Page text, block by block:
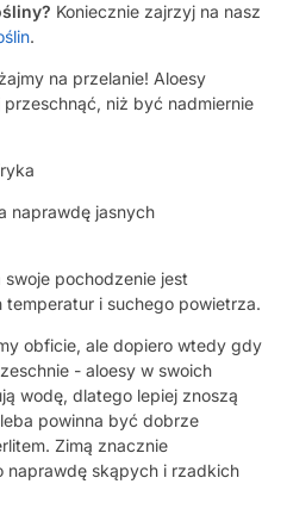
Koniecznie zajrzyj na nasz
.
na przelanie! Aloesy
niż być nadmiernie
naprawdę jasnych
pochodzenie jest
i suchego powietrza.
obficie, ale dopiero wtedy gdy
- aloesy w swoich
wodę, dlatego lepiej znoszą
powinna być dobrze
Zimą znacznie
naprawdę skąpych i rzadkich